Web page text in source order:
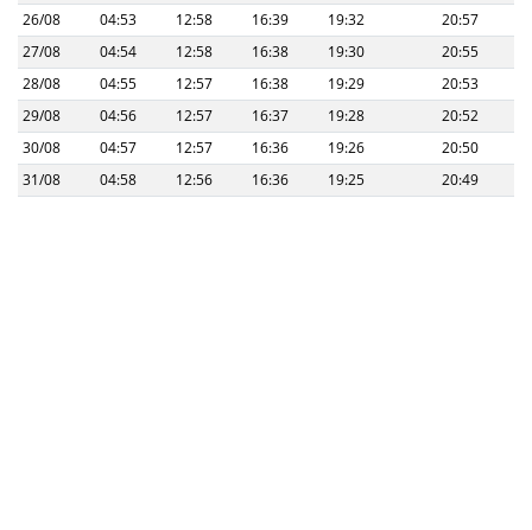
26/08
04:53 12:58 16:39 19:32
20:57
27/08
04:54 12:58 16:38 19:30
20:55
28/08
04:55 12:57 16:38 19:29
20:53
29/08
04:56 12:57 16:37 19:28
20:52
30/08
04:57 12:57 16:36 19:26
20:50
31/08
04:58 12:56 16:36 19:25 20:49